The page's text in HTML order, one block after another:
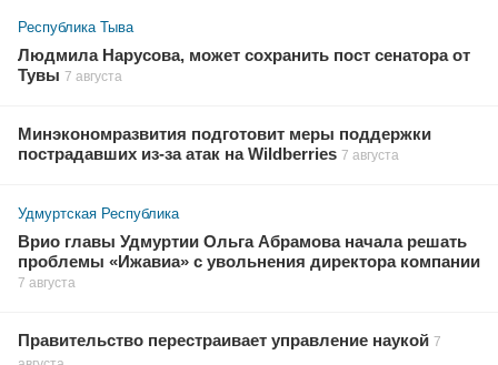
Республика Тыва
Людмила Нарусова, может сохранить пост сенатора от
Тувы 7 августа
Минэкономразвития подготовит меры поддержки
пострадавших из-за атак на Wildberries 7 августа
Удмуртская Республика
Врио главы Удмуртии Ольга Абрамова начала решать
проблемы «Ижавиа» с увольнения директора компании
7 августа
Правительство перестраивает управление наукой 7